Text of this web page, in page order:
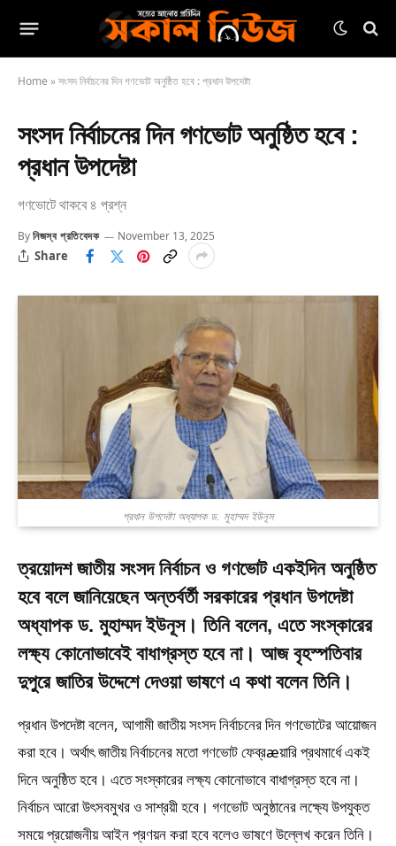
Home »সংসদ নির্বাচনের দিন গণভোট অনুষ্ঠিত হবে : প্রধান উপদেষ্টা
সংসদ নির্বাচনের দিন গণভোট অনুষ্ঠিত হবে :
প্রধান উপদেষ্টা
গণভোটে থাকবে ৪ প্রশ্ন
Byনিজস্ব প্রতিবেদক November 13, 2025
Share
প্রধান উপদেষ্টা অধ্যাপক ড. মুহাম্মদ ইউনূস
ত্রয়োদশ জাতীয় সংসদ নির্বাচন ও গণভোট একইদিন অনুষ্ঠিত
হবে বলে জানিয়েছেন অন্তর্বর্তী সরকারের প্রধান উপদেষ্টা
অধ্যাপক ড. মুহাম্মদ ইউনূস। তিনি বলেন, এতে সংস্কারের
লক্ষ্য কোনোভাবেই বাধাগ্রস্ত হবে না। আজ বৃহস্পতিবার
দুপুরে জাতির উদ্দেশে দেওয়া ভাষণে এ কথা বলেন তিনি।
প্রধান উপদেষ্টা বলেন, আগামী জাতীয় সংসদ নির্বাচনের দিন গণভোটের আয়োজন
করা হবে। অর্থাৎ জাতীয় নির্বাচনের মতো গণভোট ফেব্রæয়ারি প্রথমার্ধে একই
দিনে অনুষ্ঠিত হবে। এতে সংস্কারের লক্ষ্য কোনোভাবে বাধাগ্রস্ত হবে না।
নির্বাচন আরো উৎসবমুখর ও সাশ্রয়ী হবে। গণভোট অনুষ্ঠানের লক্ষ্যে উপযুক্ত
সময়ে প্রয়োজনীয় আইন প্রণয়ন করা হবে বলেও ভাষণে উল্লেখ করেন তিনি।